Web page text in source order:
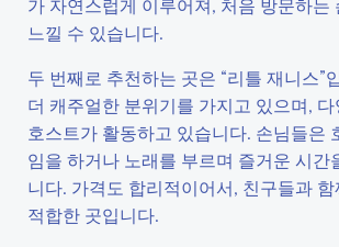
가 자연스럽게 이루어져, 처음 방문하는
느낄 수 있습니다.
두 번째로 추천하는 곳은 “리틀 재니스”
더 캐주얼한 분위기를 가지고 있으며,
호스트가 활동하고 있습니다. 손님들은
임을 하거나 노래를 부르며 즐거운 시간
니다. 가격도 합리적이어서, 친구들과
적합한 곳입니다.